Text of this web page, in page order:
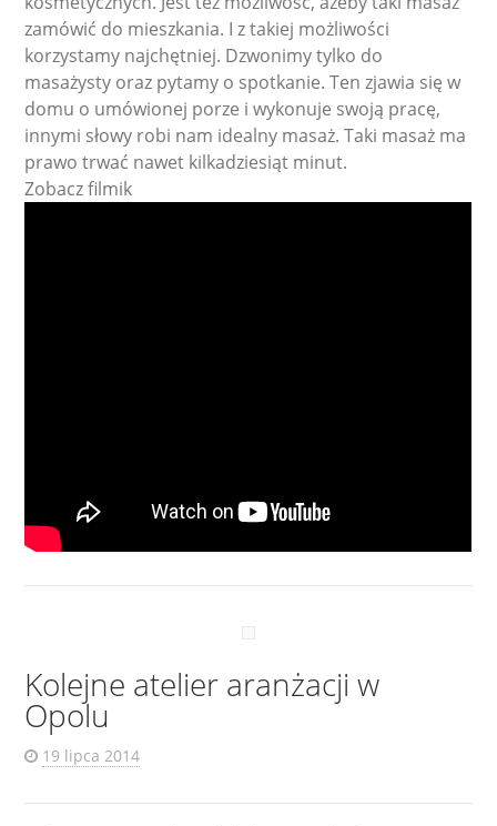
zamówić do mieszkania. I z takiej możliwości
korzystamy najchętniej. Dzwonimy tylko do
masażysty oraz pytamy o spotkanie. Ten zjawia się w
domu o umówionej porze i wykonuje swoją pracę,
innymi słowy robi nam idealny masaż. Taki masaż ma
prawo trwać nawet kilkadziesiąt minut.
Zobacz filmik
Kolejne atelier aranżacji w
Opolu
19 lipca 2014